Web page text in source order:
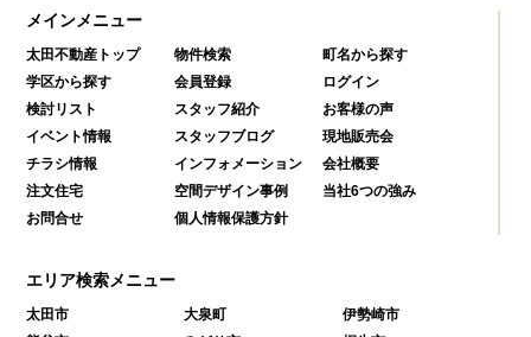
メインメニュー
太田不動産トップ 物件検索
町名から探す
学区から探す
会員登録
ログイン
検討リスト
スタッフ紹介
お客様の声
イベント情報
スタッフブログ
現地販売会
チラシ情報
インフォメーション
会社概要
注文住宅
空間デザイン事例
当社6つの強み
お問合せ
個人情報保護方針
エリア検索メニュー
太田市 大泉町
伊勢崎市